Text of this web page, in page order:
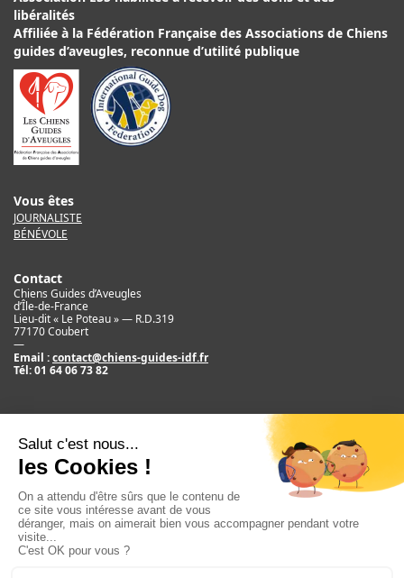
libéralités
Affiliée à la Fédération Française des Associations de Chiens
guides d’aveugles, reconnue d’utilité publique
Vous êtes
JOURNALISTE
BÉNÉVOLE
Contact
Chiens Guides d’Aveugles
d’Île-de-France
Lieu-dit « Le Poteau » — R.D.319
77170 Coubert
—
Email :contact@chiens-guides-idf.fr
Tél:01 64 06 73 82
Crédit
©2017 Chiens Guides d’Aveugles d’IDF
Newsletter
E
m
a